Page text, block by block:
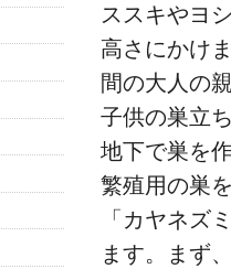
ススキやヨ
高さにかけ
間の大人の
子供の巣立
地下で巣を
繁殖用の巣
「カヤネズ
ます。まず